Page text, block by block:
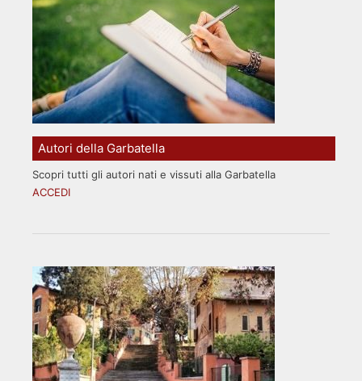
Autori della Garbatella
Scopri tutti gli autori nati e vissuti alla Garbatella
ACCEDI